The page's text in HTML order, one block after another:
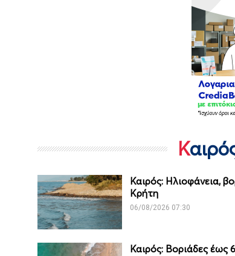
Καιρός: Ηλιοφάνεια,
Κρήτη
06/08/2026 07:30
Καιρός: Βοριάδες έως